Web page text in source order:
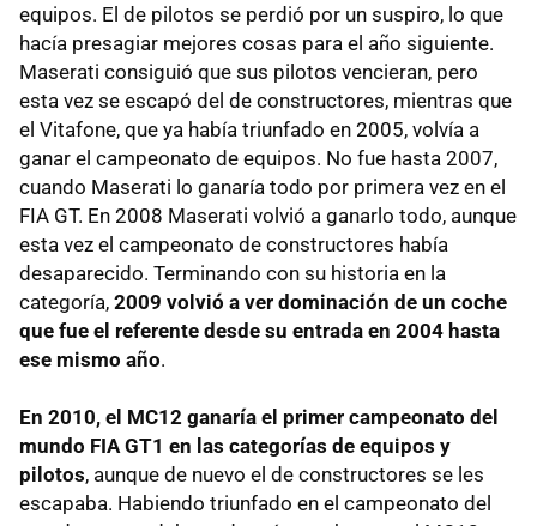
equipos. El de pilotos se perdió por un suspiro, lo que
hacía presagiar mejores cosas para el año siguiente.
Maserati consiguió que sus pilotos vencieran, pero
esta vez se escapó del de constructores, mientras que
el Vitafone, que ya había triunfado en 2005, volvía a
ganar el campeonato de equipos. No fue hasta 2007,
cuando Maserati lo ganaría todo por primera vez en el
FIA GT. En 2008 Maserati volvió a ganarlo todo, aunque
esta vez el campeonato de constructores había
desaparecido. Terminando con su historia en la
categoría, 2009 volvió a ver dominación de un coche
que fue el referente desde su entrada en 2004 hasta
ese mismo año.
En 2010, el MC12 ganaría el primer campeonato del
mundo FIA GT1 en las categorías de equipos y
pilotos, aunque de nuevo el de constructores se les
escapaba. Habiendo triunfado en el campeonato del